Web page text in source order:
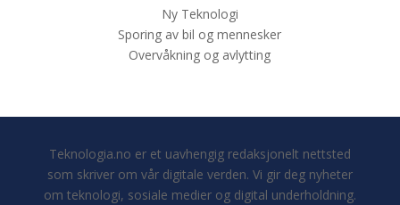
Ny Teknologi
Sporing av bil og mennesker
Overvåkning og avlytting
Teknologia.no er et uavhengig redaksjonelt nettsted
som skriver om vår digitale verden. Vi gir deg nyheter
om teknologi, sosiale medier og digital underholdning.